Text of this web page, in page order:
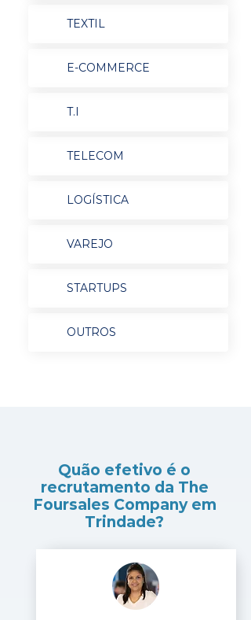
TEXTIL
E-COMMERCE
T.I
TELECOM
LOGÍSTICA
VAREJO
STARTUPS
OUTROS
Quão efetivo é o
recrutamento da The
Foursales Company em
Trindade?